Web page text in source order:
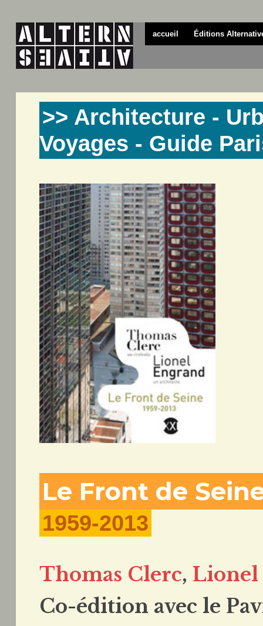
accueil Éditions
>> Architecture -
Voyages - Guide
Le Front de
1959-2013
Thomas Clerc,Lionel
Co-édition avec le